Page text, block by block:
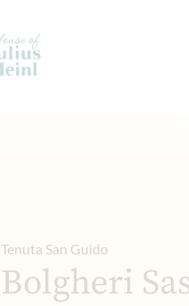
Tenuta San Guido
Bolgheri